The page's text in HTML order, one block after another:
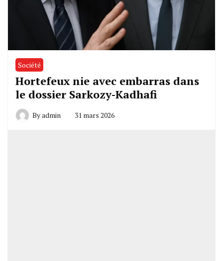
Société
Hortefeux nie avec embarras dans
le dossier Sarkozy-Kadhafi
Byadmin 31 mars 2026